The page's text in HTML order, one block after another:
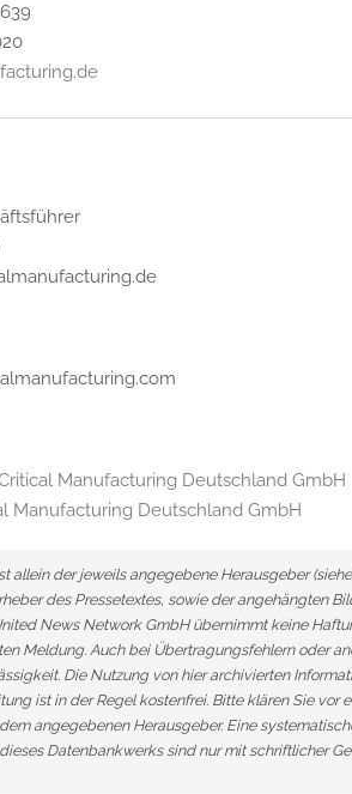
Manufacturing Deutschland GmbH
Manufacturing Deutschland GmbH
allein der jeweils angegebene Herausgeber
des Pressetextes, sowie der angehängten
News Network GmbH übernimmt keine
Meldung. Auch bei Übertragungsfehlern oder
Die Nutzung von hier archivierten
ist in der Regel kostenfrei. Bitte klären Sie vor
angegebenen Herausgeber. Eine
Datenbankwerks sind nur mit schriftlicher